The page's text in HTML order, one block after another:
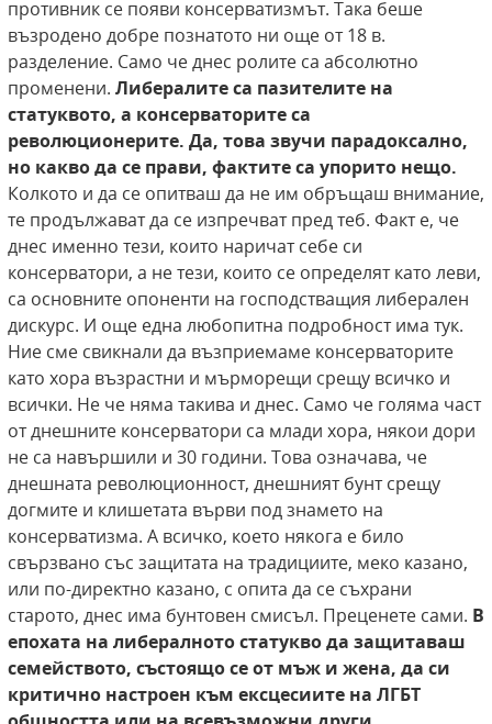
противник се появи консерватизмът. Така беше
възродено добре познатото ни още от 18 в.
разделение. Само че днес ролите са абсолютно
променени. Либералите са пазителите на
статуквото, а консерваторите са
революционерите. Да, това звучи парадоксално,
но какво да се прави, фактите са упорито нещо.
Колкото и да се опитваш да не им обръщаш внимание,
те продължават да се изпречват пред теб. Факт е, че
днес именно тези, които наричат себе си
консерватори, а не тези, които се определят като леви,
са основните опоненти на господстващия либерален
дискурс. И още една любопитна подробност има тук.
Ние сме свикнали да възприемаме консерваторите
като хора възрастни и мърморещи срещу всичко и
всички. Не че няма такива и днес. Само че голяма част
от днешните консерватори са млади хора, някои дори
не са навършили и 30 години. Това означава, че
днешната революционност, днешният бунт срещу
догмите и клишетата върви под знамето на
консерватизма. А всичко, което някога е било
свързвано със защитата на традициите, меко казано,
или по-директно казано, с опита да се съхрани
старото, днес има бунтовен смисъл. Преценете сами. В
епохата на либералното статукво да защитаваш
семейството, състоящо се от мъж и жена, да си
критично настроен към ексцесиите на ЛГБТ